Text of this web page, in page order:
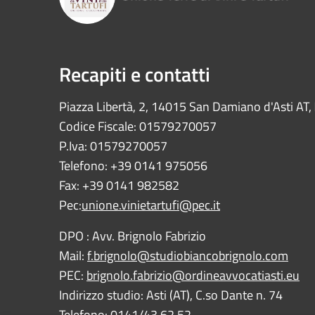
Recapiti e contatti
Piazza Libertà, 2, 14015 San Damiano d'Asti
Codice Fiscale: 01579270057
P.Iva: 01579270057
Telefono: +39 0141 975056
Fax: +39 0141 982582
Pec:unione.vinietartufi@pec.it
DPO : Avv. Brignolo Fabrizio
Mail:f.brignolo@studiobiancobrignolo.com
PEC: brignolo.fabrizio@ordineavvocatiasti.eu
Indirizzo studio: Asti (AT), C.so Dante n. 74